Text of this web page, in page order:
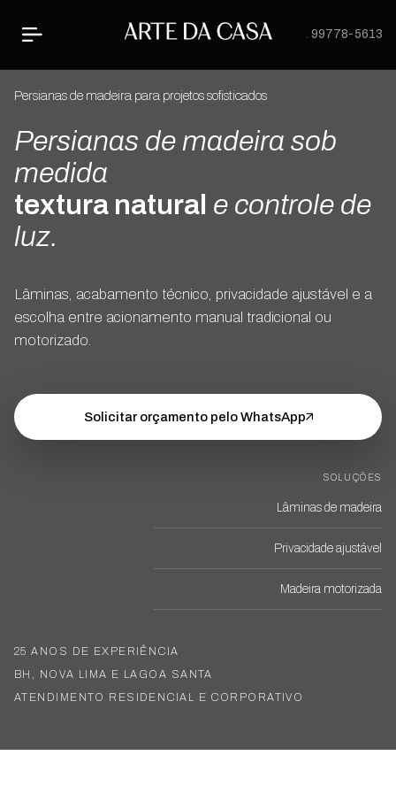
31 99778-5613
Persianas de madeira para projetos sofisticados
Persianas de madeira sob
medida
textura natural e controle de
luz.
Lâminas, acabamento técnico, privacidade ajustável e a
escolha entre acionamento manual tradicional ou
motorizado.
Solicitar orçamento pelo WhatsApp
SOLUÇÕES
Lâminas de madeira
Privacidade ajustável
Madeira motorizada
25 ANOS DE EXPERIÊNCIA
BH, NOVA LIMA E LAGOA SANTA
ATENDIMENTO RESIDENCIAL E CORPORATIVO